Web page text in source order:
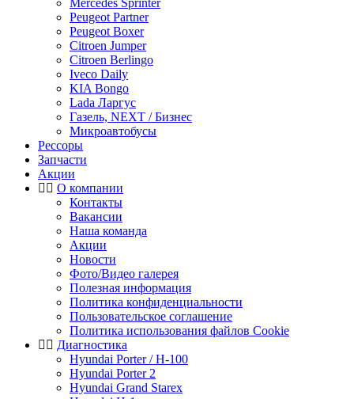
Mercedes Sprinter
Peugeot Partner
Peugeot Boxer
Citroen Jumper
Citroen Berlingo
Iveco Daily
KIA Bongo
Lada Ларгус
Газель, NEXT / Бизнес
Микроавтобусы
Рессоры
Запчасти
Акции
О компании
Контакты
Вакансии
Наша команда
Акции
Новости
Фото/Видео галерея
Полезная информация
Политика конфиденциальности
Пользовательское соглашение
Политика использования файлов Cookie
Диагностика
Hyundai Porter / H-100
Hyundai Porter 2
Hyundai Grand Starex